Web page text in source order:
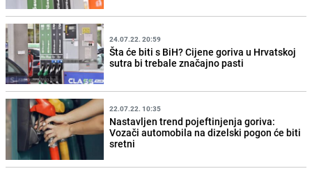
24.07.22. 20:59
Šta će biti s BiH? Cijene goriva u Hrvatskoj
sutra bi trebale značajno pasti
22.07.22. 10:35
Nastavljen trend pojeftinjenja goriva:
Vozači automobila na dizelski pogon će biti
sretni